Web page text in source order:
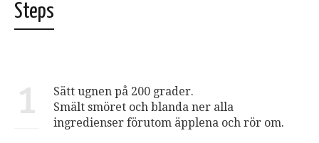
Steps
1
Sätt ugnen på 200 grader.
Smält smöret och blanda ner alla
ingredienser förutom äpplena och rör om.